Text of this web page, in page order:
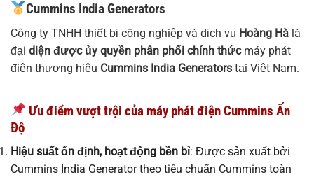
Cummins India Generators
Công ty TNHH thiết bị công nghiệp và dịch vụ Hoàng Hà là
đại diện được ủy quyền phân phối chính thứcmáy phát
điện thương hiệu Cummins India Generators tại Việt Nam.
Ưu điểm vượt trội của máy phát điện Cummins Ấn
Độ
Hiệu suất ổn định, hoạt động bền bỉ: Được sản xuất bởi
Cummins India Generator theo tiêu chuẩn Cummins toàn